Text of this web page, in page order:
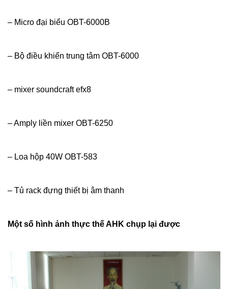
– Micro đại biểu OBT-6000B
– Bộ điều khiển trung tâm OBT-6000
– mixer soundcraft efx8
– Amply liền mixer OBT-6250
– Loa hộp 40W OBT-583
– Tủ rack đựng thiết bị âm thanh
Một số hình ảnh thực thế AHK chụp lại được